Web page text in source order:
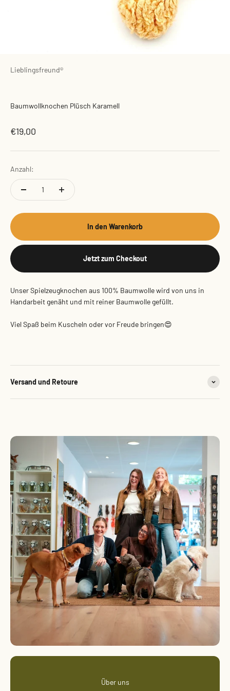
Lieblingsfreund®
Baumwollknochen Plüsch Karamell
Angebot
€19,00
Anzahl:
In den Warenkorb
Jetzt zum Checkout
Unser Spielzeugknochen aus 100% Baumwolle wird von uns in
Handarbeit genäht und mit reiner Baumwolle gefüllt.
Viel Spaß beim Kuscheln oder vor Freude bringen😍
Versand und Retoure
Über uns